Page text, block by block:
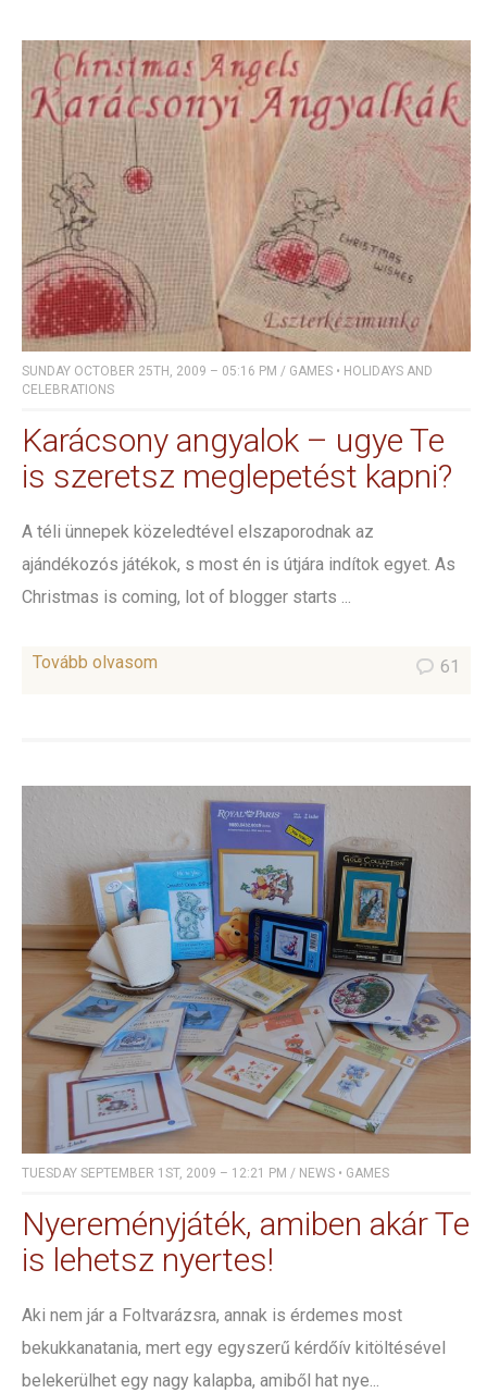
SUNDAY OCTOBER 25TH, 2009 – 05:16 PM / GAMES • HOLIDAYS AND
CELEBRATIONS
Karácsony angyalok – ugye Te
is szeretsz meglepetést kapni?
A téli ünnepek közeledtével elszaporodnak az
ajándékozós játékok, s most én is útjára indítok egyet. As
Christmas is coming, lot of blogger starts ...
Tovább olvasom 61
TUESDAY SEPTEMBER 1ST, 2009 – 12:21 PM / NEWS • GAMES
Nyereményjáték, amiben akár Te
is lehetsz nyertes!
Aki nem jár a Foltvarázsra, annak is érdemes most
bekukkanatania, mert egy egyszerű kérdőív kitöltésével
belekerülhet egy nagy kalapba, amiből hat nye...